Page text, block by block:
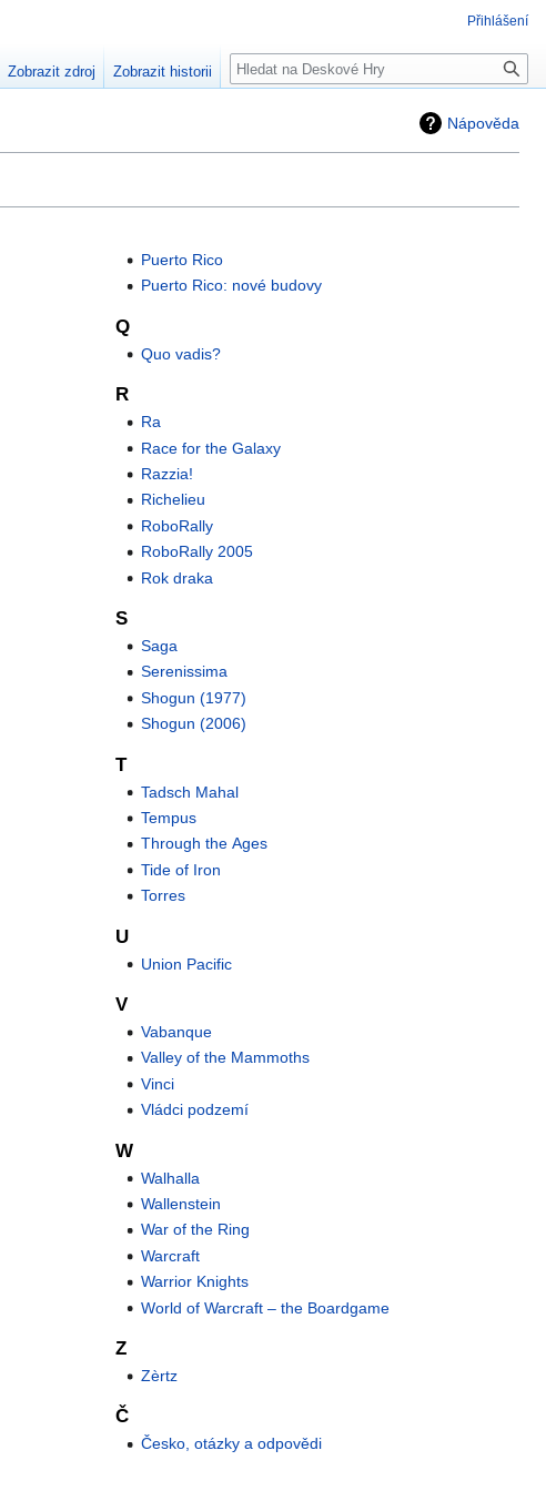
Nápověda
Puerto Rico
Puerto Rico: nové budovy
Q
Quo vadis?
R
Ra
Race for the Galaxy
Razzia!
Richelieu
RoboRally
RoboRally 2005
Rok draka
S
Saga
Serenissima
Shogun (1977)
Shogun (2006)
T
Tadsch Mahal
Tempus
Through the Ages
Tide of Iron
Torres
U
Union Pacific
V
Vabanque
Valley of the Mammoths
Vinci
Vládci podzemí
W
Walhalla
Wallenstein
War of the Ring
Warcraft
Warrior Knights
World of Warcraft – the Boardgame
Z
Zèrtz
Č
Česko, otázky a odpovědi
Přihlášení
Zobrazit zdroj Zobrazit historii Hledat